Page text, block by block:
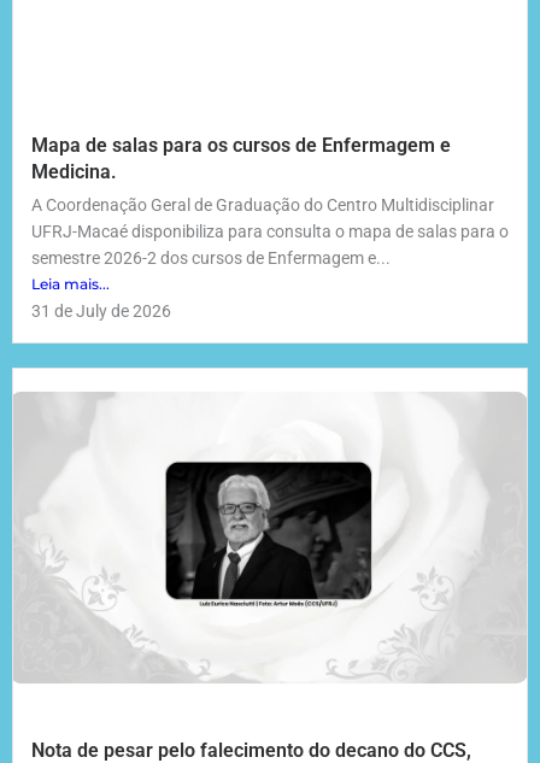
Mapa de salas para os cursos de Enfermagem e
Medicina.
A Coordenação Geral de Graduação do Centro Multidisciplinar
UFRJ-Macaé disponibiliza para consulta o mapa de salas para o
semestre 2026-2 dos cursos de Enfermagem e...
Leia mais...
31 de July de 2026
Nota de pesar pelo falecimento do decano do CCS,